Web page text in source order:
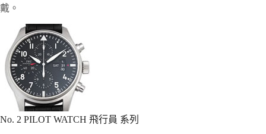
戴。
No. 2 PILOT WATCH 飛行員 系列